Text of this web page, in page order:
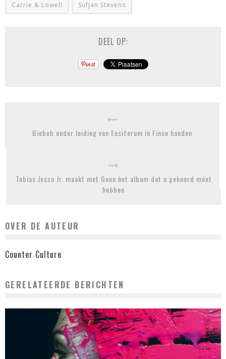
Carrie & Lowell Sufjan Stevens
DEEL OP:
Biebob onder leiding van Ensiferum in Finse handen
Tobias Jesso Jr. maakt met Goon het album dat u gehoord móet
hebben
OVER DE AUTEUR
Counter Culture
GERELATEERDE BERICHTEN